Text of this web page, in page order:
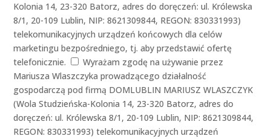
Kolonia 14, 23-320 Batorz, adres do doręczeń: ul. Królewska
8/1, 20-109 Lublin, NIP: 8621309844, REGON: 830331993)
telekomunikacyjnych urządzeń końcowych dla celów
marketingu bezpośredniego, tj. aby przedstawić ofertę
telefonicznie.
Wyrażam zgodę na używanie przez
Mariusza Wlaszczyka prowadzącego działalność
gospodarczą pod firmą DOMLUBLIN MARIUSZ WLASZCZYK
(Wola Studzieńska-Kolonia 14, 23-320 Batorz, adres do
doręczeń: ul. Królewska 8/1, 20-109 Lublin, NIP: 8621309844,
REGON: 830331993) telekomunikacyjnych urządzeń